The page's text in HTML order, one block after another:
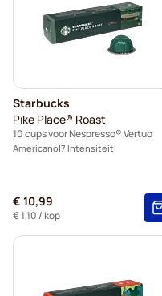
Starbucks
Pike Place® Roast
10 cups voor Nespresso® Vertuo
Americano 7 Intensiteit
€ 10,99
€ 1,10 / kop